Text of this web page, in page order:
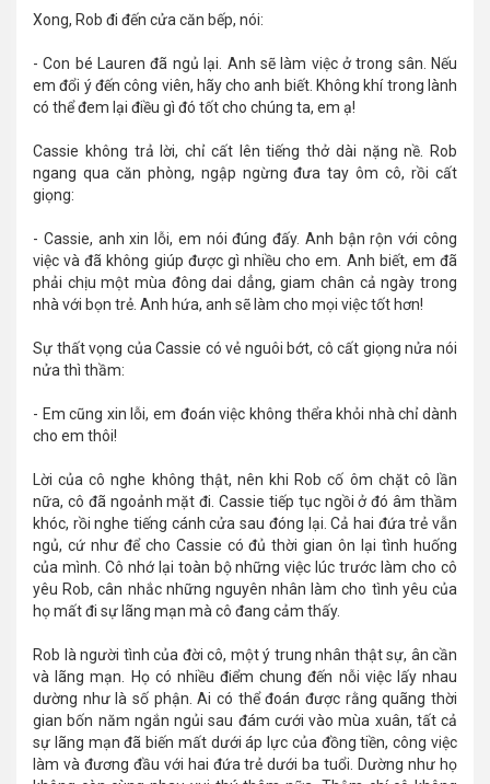
Xong, Rob đi đến cửa căn bếp, nói:
- Con bé Lauren đã ngủ lại. Anh sẽ làm việc ở trong sân. Nếu
em đổi ý đến công viên, hãy cho anh biết. Không khí trong lành
có thể đem lại điều gì đó tốt cho chúng ta, em ạ!
Cassie không trả lời, chỉ cất lên tiếng thở dài nặng nề. Rob
ngang qua căn phòng, ngập ngừng đưa tay ôm cô, rồi cất
giọng:
- Cassie, anh xin lỗi, em nói đúng đấy. Anh bận rộn với công
việc và đã không giúp được gì nhiều cho em. Anh biết, em đã
phải chịu một mùa đông dai dẳng, giam chân cả ngày trong
nhà với bọn trẻ. Anh hứa, anh sẽ làm cho mọi việc tốt hơn!
Sự thất vọng của Cassie có vẻ nguôi bớt, cô cất giọng nửa nói
nửa thì thầm:
- Em cũng xin lỗi, em đoán việc không thểra khỏi nhà chỉ dành
cho em thôi!
Lời của cô nghe không thật, nên khi Rob cố ôm chặt cô lần
nữa, cô đã ngoảnh mặt đi. Cassie tiếp tục ngồi ở đó âm thầm
khóc, rồi nghe tiếng cánh cửa sau đóng lại. Cả hai đứa trẻ vẫn
ngủ, cứ như để cho Cassie có đủ thời gian ôn lại tình huống
của mình. Cô nhớ lại toàn bộ những việc lúc trước làm cho cô
yêu Rob, cân nhắc những nguyên nhân làm cho tình yêu của
họ mất đi sự lãng mạn mà cô đang cảm thấy.
Rob là người tình của đời cô, một ý trung nhân thật sự, ân cần
và lãng mạn. Họ có nhiều điểm chung đến nỗi việc lấy nhau
dường như là số phận. Ai có thể đoán được rằng quãng thời
gian bốn năm ngắn ngủi sau đám cưới vào mùa xuân, tất cả
sự lãng mạn đã biến mất dưới áp lực của đồng tiền, công việc
làm và đương đầu với hai đứa trẻ dưới ba tuổi. Dường như họ